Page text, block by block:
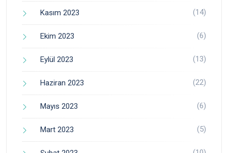
Kasım 2023 (14)
Ekim 2023 (6)
Eylül 2023 (13)
Haziran 2023 (22)
Mayıs 2023 (6)
Mart 2023 (5)